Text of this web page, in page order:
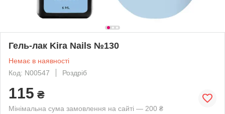
Гель-лак Kira Nails №130
Немає в наявності
Код: N00547
Роздріб
115 ₴
Мінімальна сума замовлення на сайті — 200 ₴